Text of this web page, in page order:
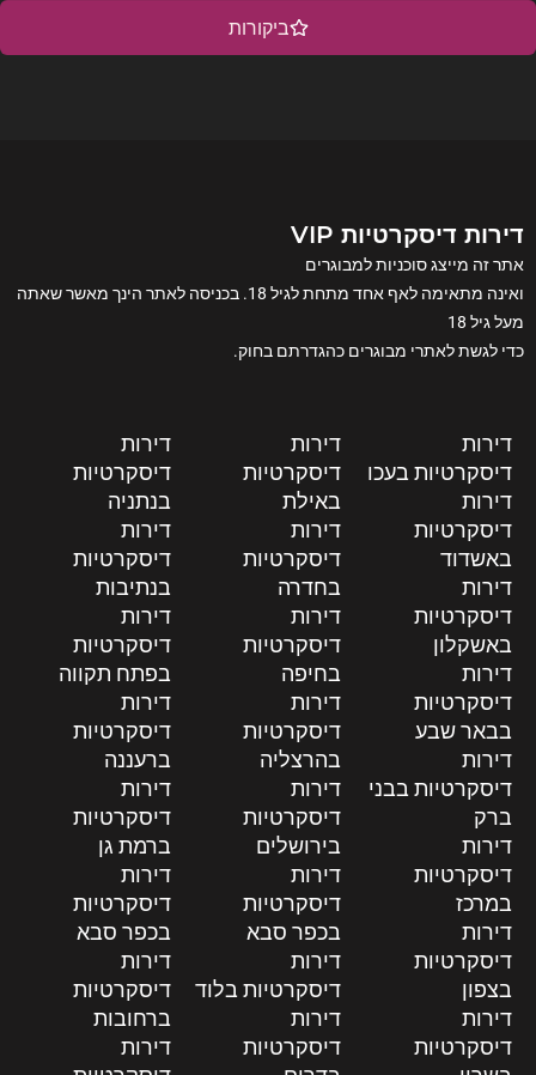
ביקורות
דירות דיסקרטיות VIP
אתר זה מייצג סוכניות למבוגרים
ואינה מתאימה לאף אחד מתחת לגיל 18. בכניסה לאתר הינך מאשר שאתה
מעל גיל 18
כדי לגשת לאתרי מבוגרים כהגדרתם בחוק.
דירות
דיסקרטיות בעכו
דירות
דיסקרטיות
באשדוד
דירות
דיסקרטיות
באשקלון
דירות
דיסקרטיות
בבאר שבע
דירות
דיסקרטיות בבני
ברק
דירות
דיסקרטיות
במרכז
דירות
דיסקרטיות
בצפון
דירות
דיסקרטיות
דירות
דיסקרטיות
באילת
דירות
דיסקרטיות
בחדרה
דירות
דיסקרטיות
בחיפה
דירות
דיסקרטיות
בהרצליה
דירות
דיסקרטיות
בירושלים
דירות
דיסקרטיות
בכפר סבא
דירות
דיסקרטיות בלוד
דירות
דיסקרטיות
דירות
דיסקרטיות
בנתניה
דירות
דיסקרטיות
בנתיבות
דירות
דיסקרטיות
בפתח תקווה
דירות
דיסקרטיות
ברעננה
דירות
דיסקרטיות
ברמת גן
דירות
דיסקרטיות
בכפר סבא
דירות
דיסקרטיות
ברחובות
דירות